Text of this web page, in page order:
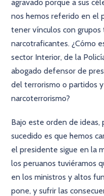
agravado porque a sus
nos hemos referido en el
tener vínculos con grupos
narcotraficantes. ¿Cómo
sector Interior, de la
abogado defensor de
del terrorismo o partidos
narcoterrorismo?
Bajo este orden de ideas,
sucedido es que hemos
el presidente sigue en la
los peruanos tuviéramos
en los ministros y altos
pone, y sufrir las